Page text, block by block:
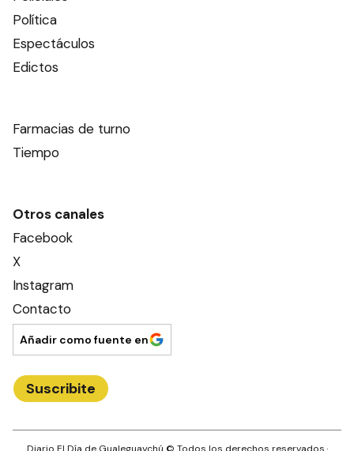
Política
Espectáculos
Edictos
Farmacias de turno
Tiempo
Otros canales
Facebook
X
Instagram
Contacto
Añadir como fuente en
Suscribite